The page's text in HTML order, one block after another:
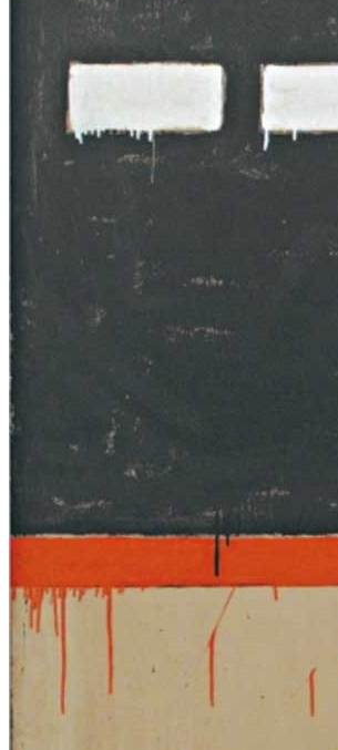
Collezione
Progetti
News
Pubblicazioni